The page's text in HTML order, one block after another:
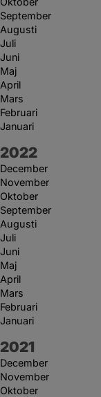
September
Augusti
Juli
Juni
Maj
April
Mars
Februari
Januari
År:
2022
December
November
Oktober
September
Augusti
Juli
Juni
Maj
April
Mars
Februari
Januari
År:
2021
December
November
Oktober